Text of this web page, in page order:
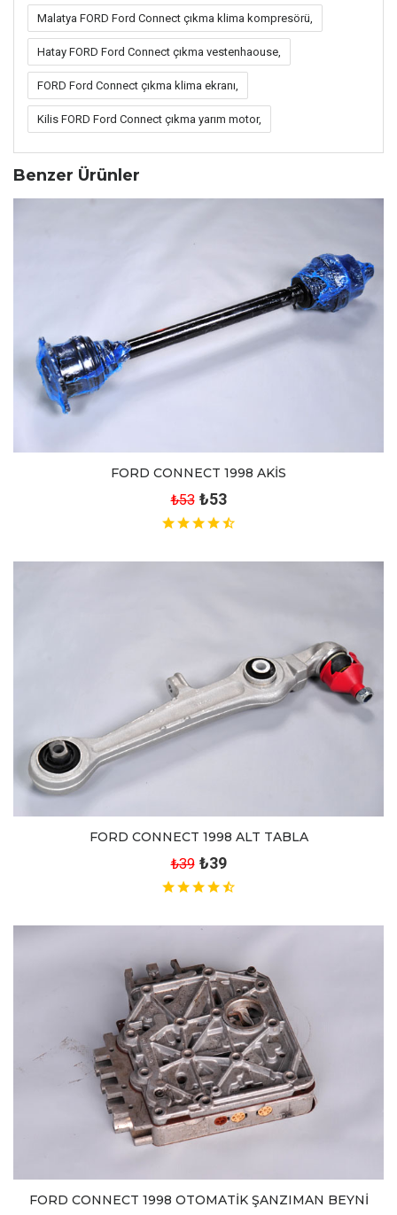
Malatya FORD Ford Connect çıkma klima kompresörü,
Hatay FORD Ford Connect çıkma vestenhaouse,
FORD Ford Connect çıkma klima ekranı,
Kilis FORD Ford Connect çıkma yarım motor,
Benzer Ürünler
FORD CONNECT 1998 AKİS
₺53 ₺53
FORD CONNECT 1998 ALT TABLA
₺39 ₺39
FORD CONNECT 1998 OTOMATİK ŞANZIMAN BEYNİ